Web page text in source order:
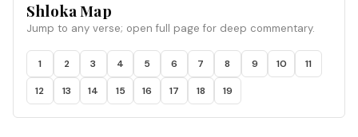
Shloka Map
Jump to any verse; open full page for deep commentary.
1 2 3 4 5 6 7 8 9 10 11
12 13 14 15 16 17 18 19